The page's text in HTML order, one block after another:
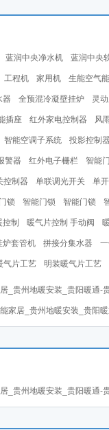
蓝润中央净水机 蓝润中央
工程机 家用机 生能空气能
器 全预混冷凝壁挂炉 灵
插座 红外家电控制器 风
智能空调子系统 投影控制器
警器 红外电子栅栏 智能
控制器 单联调光开关 单
锁 智能门锁 智能门锁
控制 暖气片控制 手动阀
炉套管机 拼接分集水器
气片工艺 明装暖气片工艺
_贵州地暖安装_贵阳暖通-
家居_贵州地暖安装_贵阳
_贵州地暖安装_贵阳暖通-